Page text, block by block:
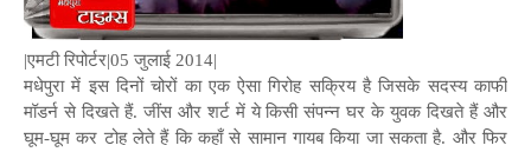
|एमटी रिपोर्टर|05 जुलाई 2014|
मधेपुरा में इस दिनों चोरों का एक ऐसा गिरोह सक्रिय है जिसके सदस्य काफी
मॉडर्न से दिखते हैं. जींस और शर्ट में ये किसी संपन्न घर के युवक दिखते हैं और
घूम-घूम कर टोह लेते हैं कि कहाँ से सामान गायब किया जा सकता है. और फिर